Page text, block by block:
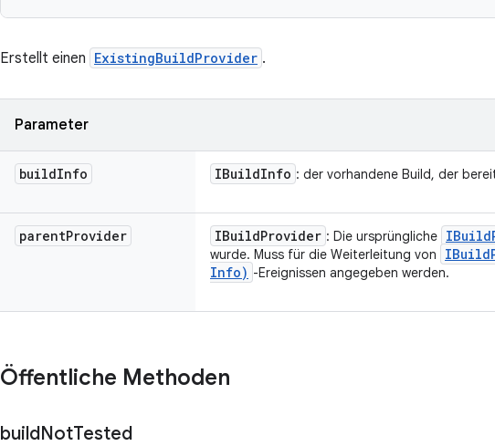
Erstellt einen ExistingBuildProvider .
Parameter
buildInfo IBuildInfo : der vorhandene Build, der
parentProvider IBuildProvider : Die ursprüngliche IBuild
wurde. Muss für die Weiterleitung von
IBuild
Info) -Ereignissen angegeben werden.
Öffentliche Methoden
buildNotTested